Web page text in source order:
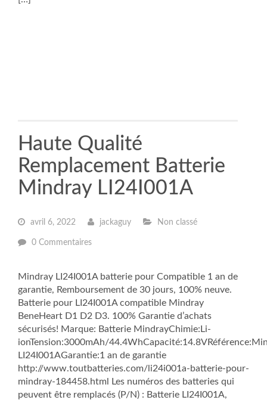
Haute Qualité
Remplacement Batterie
Mindray LI24I001A
avril 6, 2022 jackaguy Non classé
0 Commentaires
Mindray LI24I001A batterie pour Compatible 1 an de
garantie, Remboursement de 30 jours, 100% neuve.
Batterie pour LI24I001A compatible Mindray
BeneHeart D1 D2 D3. 100% Garantie d’achats
sécurisés! Marque: Batterie MindrayChimie:Li-
ionTension:3000mAh/
LI24I001AGarantie:1 an de garantie
http://www.toutbatteries.com/li24i001a-batterie-pour-
mindray-184458.html Les numéros des batteries qui
peuvent être remplacés (P/N) : Batterie LI24I001A,